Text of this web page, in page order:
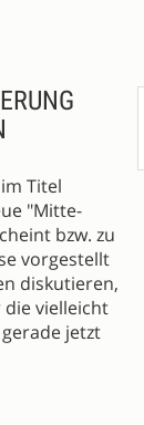
Titel
"Mitte-
bzw. zu
vorgestellt
diskutieren,
die vielleicht
jetzt